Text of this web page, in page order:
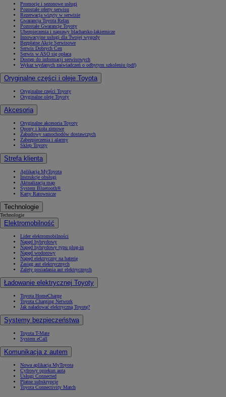
Promocje i sezonowe usługi
Pozostałe oferty serwisu
Rezerwacja wizyty w serwisie
Gwarancja Toyota Relax
Pozostałe Gwarancje Toyoty
Ubezpieczenia i naprawy blacharsko-lakiernicze
Innowacyjne usługi dla Twojej wygody
Bezpłatne Akcje Serwisowe
Serwis Dobrych Cen
Serwis w ASO się opłaca
Dostęp do informacji serwisowych
Wykaz wydanych zaświadczeń o odbytym szkoleniu (pdf)
Oryginalne części i oleje Toyota
Oryginalne części Toyoty
Oryginalne oleje Toyoty
Akcesoria
Oryginalne akcesoria Toyoty
Opony i koła zimowe
Zabudowy samochodów dostawczych
Zabezpieczenia i alarmy
Sklep Toyoty
Strefa klienta
Aplikacja MyToyota
Instrukcje obsługi
Aktualizacja map
System Bluetooth®
Karty Ratownicze
Technologie
Technologie
Elektromobilność
Lider elektromobilności
Napęd hybrydowy
Napęd hybrydowy typu plug-in
Napęd wodorowy
Napęd elektryczny na baterię
Zasięg aut elektrycznych
Zalety posiadania aut elektrycznych
Ładowanie elektrycznej Toyoty
Toyota HomeCharge
Toyota Charging Network
Jak naładować elektryczną Toyotę?
Systemy bezpieczeństwa
Toyota T-Mate
System eCall
Komunikacja z autem
Nowa aplikacja MyToyota
Cyfrowy opiekun auta
Usługi Connected
Płatne subskrypcje
Toyota Connectivity Match